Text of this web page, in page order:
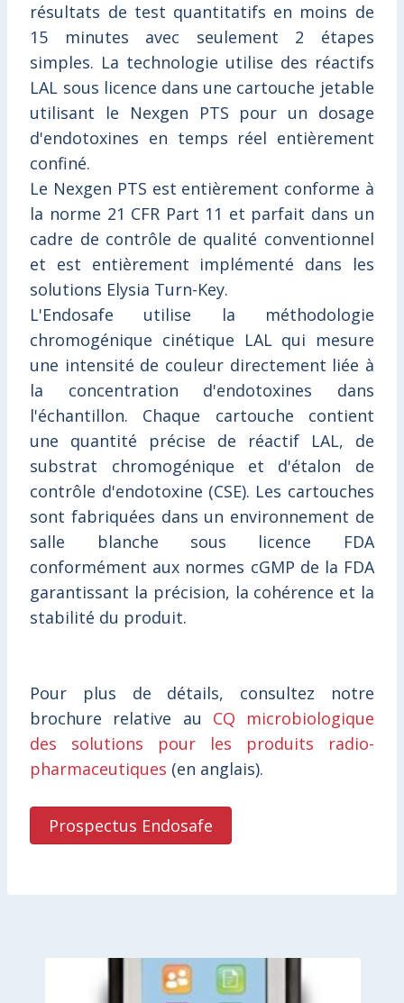
résultats de test quantitatifs en moins de
15 minutes avec seulement 2 étapes
simples. La technologie utilise des réactifs
LAL sous licence dans une cartouche jetable
utilisant le Nexgen PTS pour un dosage
d'endotoxines en temps réel entièrement
confiné.
Le Nexgen PTS est entièrement conforme à
la norme 21 CFR Part 11 et parfait dans un
cadre de contrôle de qualité conventionnel
et est entièrement implémenté dans les
solutions Elysia Turn-Key.
L'Endosafe utilise la méthodologie
chromogénique cinétique LAL qui mesure
une intensité de couleur directement liée à
la concentration d'endotoxines dans
l'échantillon. Chaque cartouche contient
une quantité précise de réactif LAL, de
substrat chromogénique et d'étalon de
contrôle d'endotoxine (CSE). Les cartouches
sont fabriquées dans un environnement de
salle blanche sous licence FDA
conformément aux normes cGMP de la FDA
garantissant la précision, la cohérence et la
stabilité du produit.
Pour plus de détails, consultez notre
brochure relative au CQ microbiologique
des solutions pour les produits radio-
pharmaceutiques (en anglais).
Prospectus Endosafe